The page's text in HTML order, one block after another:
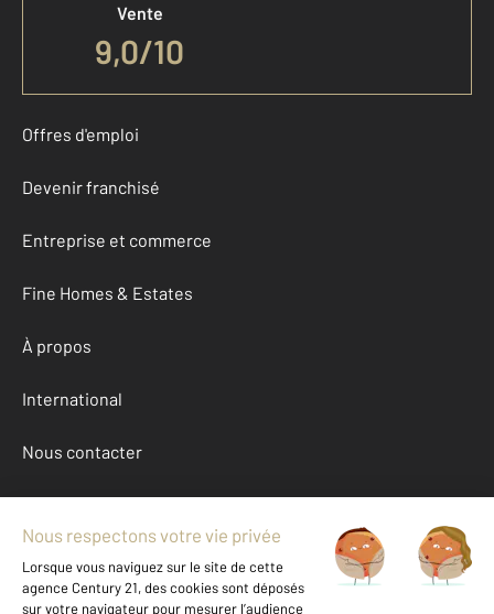
Vente
9,0/10
Offres d'emploi
Devenir franchisé
Entreprise et commerce
Fine Homes & Estates
À propos
International
Nous contacter
Mentions légales & CGU et Barèmes d'honoraires
Données personnelles